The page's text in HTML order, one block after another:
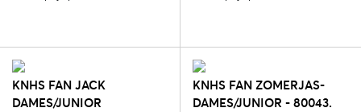
KNHS FAN JACK
DAMES/JUNIOR
KNHS FAN ZOMERJAS-
DAMES/JUNIOR - 80043.